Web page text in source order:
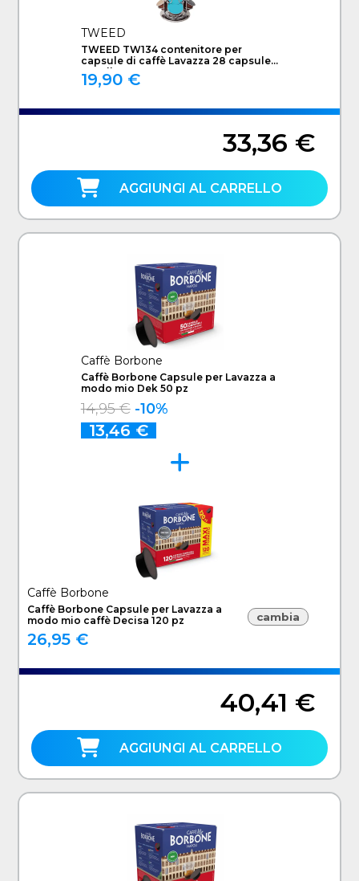
TWEED
TWEED TW134 contenitore per
capsule di caffè Lavazza 28 capsule
Metallo Cromo
19,90 €
33,36 €
AGGIUNGI AL CARRELLO
Caffè Borbone
Caffè Borbone Capsule per Lavazza a
modo mio Dek 50 pz
14,95 € -10%
13,46 €
Caffè Borbone
Caffè Borbone Capsule per Lavazza a
modo mio caffè Decisa 120 pz
26,95 €
cambia
40,41 €
AGGIUNGI AL CARRELLO